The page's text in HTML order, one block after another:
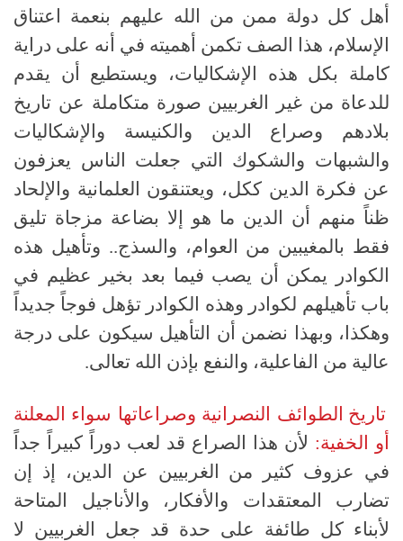
أهل كل دولة ممن من الله عليهم بنعمة اعتناق
الإسلام، هذا الصف تكمن أهميته في أنه على دراية
كاملة بكل هذه الإشكاليات، ويستطيع أن يقدم
للدعاة من غير الغربيين صورة متكاملة عن تاريخ
بلادهم وصراع الدين والكنيسة والإشكاليات
والشبهات والشكوك التي جعلت الناس يعزفون
عن فكرة الدين ككل، ويعتنقون العلمانية والإلحاد
ظناً منهم أن الدين ما هو إلا بضاعة مزجاة تليق
فقط بالمغيبين من العوام، والسذج.. وتأهيل هذه
الكوادر يمكن أن يصب فيما بعد بخير عظيم في
باب تأهيلهم لكوادر وهذه الكوادر تؤهل فوجاً جديداً
وهكذا، وبهذا نضمن أن التأهيل سيكون على درجة
عالية من الفاعلية، والنفع بإذن الله تعالى.
تاريخ الطوائف النصرانية وصراعاتها سواء المعلنة
أو الخفية: لأن هذا الصراع قد لعب دوراً كبيراً جداً
في عزوف كثير من الغربيين عن الدين، إذ إن
تضارب المعتقدات والأفكار، والأناجيل المتاحة
لأبناء كل طائفة على حدة قد جعل الغربيين لا